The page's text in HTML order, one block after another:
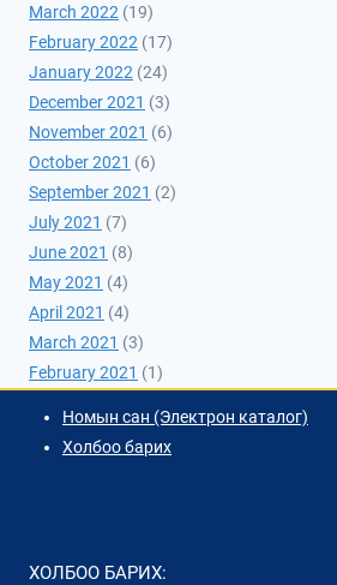
March 2022 (19)
February 2022 (17)
January 2022 (24)
December 2021 (3)
November 2021 (6)
October 2021 (6)
September 2021 (2)
July 2021 (7)
June 2021 (8)
May 2021 (4)
April 2021 (4)
March 2021 (3)
February 2021 (1)
Номын сан (Электрон каталог)
Холбоо барих
ХОЛБОО БАРИХ: